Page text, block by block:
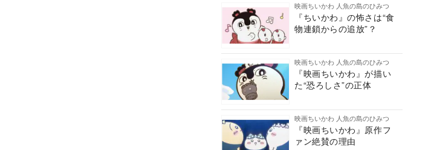
映画ちいかわ 人魚の島のひみつ
『ちいかわ』の怖さは“食
物連鎖からの追放”？
映画ちいかわ 人魚の島のひみつ
『映画ちいかわ』が描い
た“恐ろしさ”の正体
映画ちいかわ 人魚の島のひみつ
『映画ちいかわ』原作フ
ァン絶賛の理由